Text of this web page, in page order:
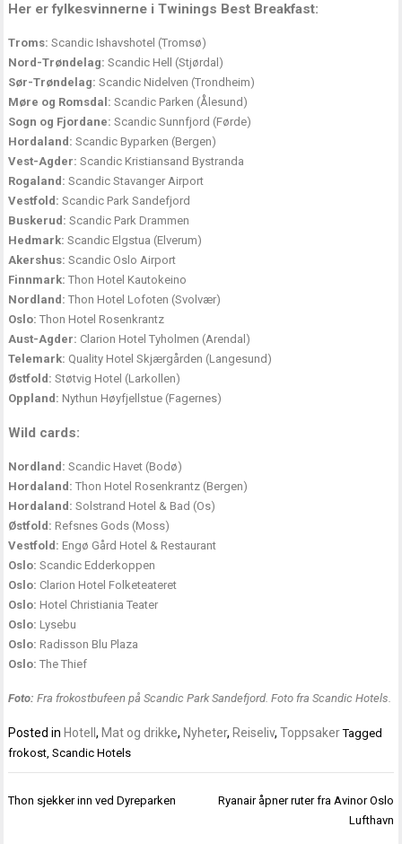
Her er fylkesvinnerne i Twinings Best Breakfast:
Troms: Scandic Ishavshotel (Tromsø)
Nord-Trøndelag: Scandic Hell (Stjørdal)
Sør-Trøndelag: Scandic Nidelven (Trondheim)
Møre og Romsdal: Scandic Parken (Ålesund)
Sogn og Fjordane: Scandic Sunnfjord (Førde)
Hordaland: Scandic Byparken (Bergen)
Vest-Agder: Scandic Kristiansand Bystranda
Rogaland: Scandic Stavanger Airport
Vestfold: Scandic Park Sandefjord
Buskerud: Scandic Park Drammen
Hedmark: Scandic Elgstua (Elverum)
Akershus: Scandic Oslo Airport
Finnmark: Thon Hotel Kautokeino
Nordland: Thon Hotel Lofoten (Svolvær)
Oslo: Thon Hotel Rosenkrantz
Aust-Agder: Clarion Hotel Tyholmen (Arendal)
Telemark: Quality Hotel Skjærgården (Langesund)
Østfold: Støtvig Hotel (Larkollen)
Oppland: Nythun Høyfjellstue (Fagernes)
Wild cards:
Nordland: Scandic Havet (Bodø)
Hordaland: Thon Hotel Rosenkrantz (Bergen)
Hordaland: Solstrand Hotel & Bad (Os)
Østfold: Refsnes Gods (Moss)
Vestfold: Engø Gård Hotel & Restaurant
Oslo: Scandic Edderkoppen
Oslo: Clarion Hotel Folketeateret
Oslo: Hotel Christiania Teater
Oslo: Lysebu
Oslo: Radisson Blu Plaza
Oslo: The Thief
Foto: Fra frokostbufeen på Scandic Park Sandefjord. Foto fra Scandic Hotels.
Posted in Hotell, Mat og drikke, Nyheter, Reiseliv,Toppsaker Tagged
frokost,Scandic Hotels
Innleggsnavigasjon
Thon sjekker inn ved Dyreparken
Ryanair åpner ruter fra Avinor Oslo
Lufthavn